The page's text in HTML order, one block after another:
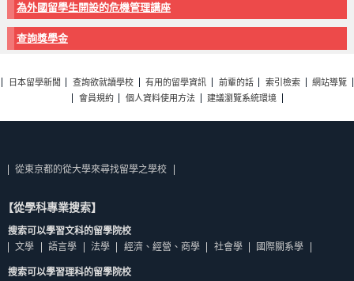
為外國留學生開設的危機管理講座
查詢獎學金
日本留學新聞 查詢欲就讀學校 有用的留學資訊 前輩的話 索引檢索
網站導覽
會員規約
個人資料使用方法 建議瀏覽系統環境
從東京都的從大學來尋找留學之學校
【從學科專業搜索】
搜索可以學習文科的留學院校
文學
語言學 法學 經濟、經營、商學 社會學 國際關系學
搜索可以學習理科的留學院校